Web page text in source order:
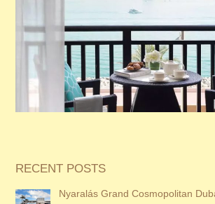
RECENT POSTS
Nyaralás Grand Cosmopolitan